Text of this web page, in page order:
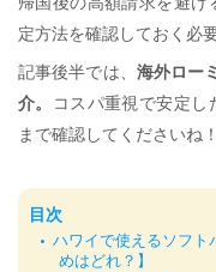
定方法を確認しておく必
記事後半では、 海外ロー
介。
コスパ重視で安定
まで確認してくださいね！
目次
ハワイで使えるソフト
めはどれ？】